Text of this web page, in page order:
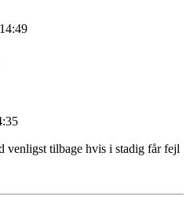
venligst tilbage hvis i stadig får fejl